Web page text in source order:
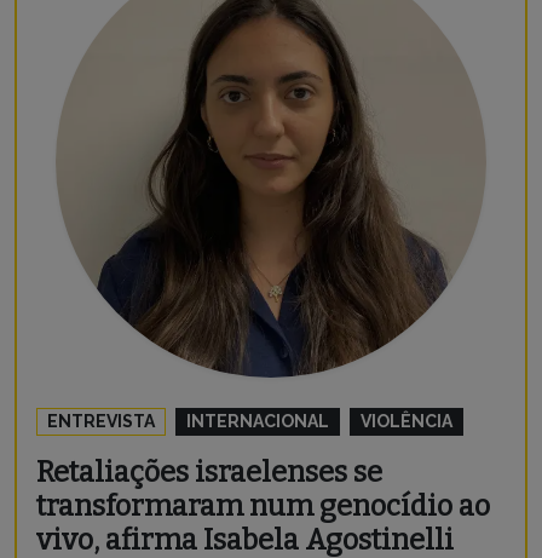
ENTREVISTA INTERNACIONAL VIOLÊNCIA
Retaliações israelenses se
transformaram num genocídio ao
vivo, afirma Isabela Agostinelli